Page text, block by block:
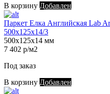
В корзину Добавлен
Паркет Елка Английская Lab
500х125х14/3
500х125х14 мм
7 402 р/м2
Под заказ
В корзину Добавлен